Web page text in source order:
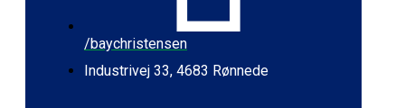
/baychristensen
Industrivej 33, 4683 Rønnede